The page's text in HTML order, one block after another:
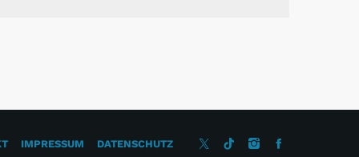
IMPRESSUM DATENSCHUTZ